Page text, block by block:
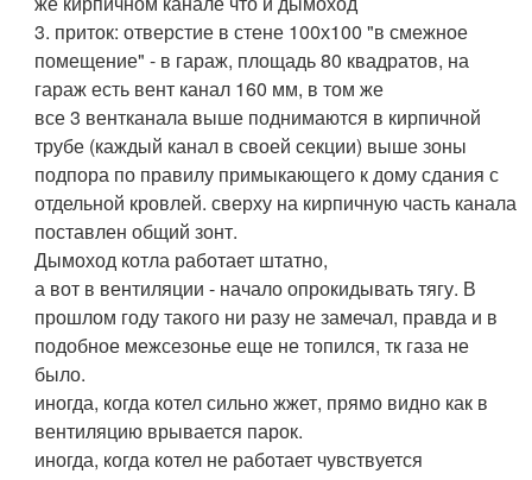
3. приток: отверстие в стене 100х100 "в смежное
помещение" - в гараж, площадь 80 квадратов, на
гараж есть вент канал 160 мм, в том же
все 3 вентканала выше поднимаются в кирпичной
трубе (каждый канал в своей секции) выше зоны
подпора по правилу примыкающего к дому сдания с
отдельной кровлей. сверху на кирпичную часть канала
поставлен общий зонт.
Дымоход котла работает штатно,
а вот в вентиляции - начало опрокидывать тягу. В
прошлом году такого ни разу не замечал, правда и в
подобное межсезонье еще не топился, тк газа не
было.
иногда, когда котел сильно жжет, прямо видно как в
вентиляцию врывается парок.
иногда, когда котел не работает чувствуется